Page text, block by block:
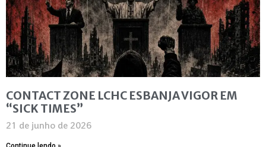
CONTACT ZONE LCHC ESBANJA VIGOR EM
“SICK TIMES”
21 de junho de 2026